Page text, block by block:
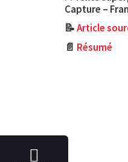
Capture –
📝Article
📄 Résumé